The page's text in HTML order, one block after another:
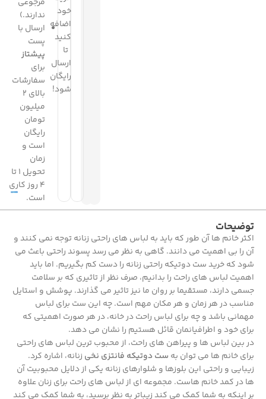
خود
اضافه
کنید
تا
ارسال
رایگان
شود!
ندارند.)
ارسال با
پست
پیشتاز
برای
سفارشات
بالای 2
میلیون
تومان
رایگان
است و
زمان
تحویل 1 تا
4 روز کاری
است.
توضیحات
اکثر خانم ها آن طور که باید به لباس های راحتی زنانه توجه نمی کنند و
آن را بی اهمیت می دانند. گاهی به نظر می رسد پسوند راحتی باعث می
شود که خرید ست دوتیکه راحتی زنانه را دست کم بگیریم. اما باید
اهمیت لباس های راحت را بدانیم، صرف نظر از تاثیری که بر سلامت
جسمی دارند، مستقیما بر روان ما نیز تاثیر می گذارند. پوشش و استایل
مناسب در هر زمان و هر مکان مهم است. چه این ست برای لباس
مهمانی باشد و چه برای لباس راحت در خانه، در هر صورت اهمیتی که
برای خود و اطرافیانمان قائل هستیم را نشان می دهد.
در بین لباس ها و پیراهن های راحت، از محبوب ترین لباس های راحتی
برای خانم ها می توان به ست دوتیکه فانتزی نخی زنانه، اشاره کرد.
زیبایی و راحتی این بلوزها و شلوارهای زنانه یکی از دلایل محبوبیت آن
ها در کمد خانم هاست. مجموعه ای از لباس های راحت برای زنان علاوه
بر اینکه به شما کمک می کند زیباتر به نظر برسید، به شما کمک می کند